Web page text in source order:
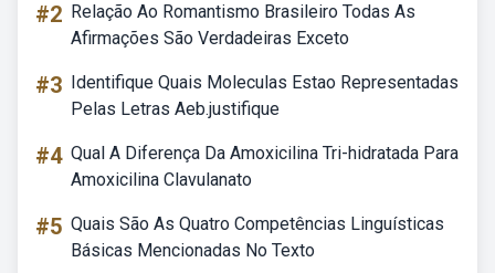
#2 Relação Ao Romantismo Brasileiro Todas As
Afirmações São Verdadeiras Exceto
#3 Identifique Quais Moleculas Estao Representadas
Pelas Letras Aeb.justifique
#4 Qual A Diferença Da Amoxicilina Tri-hidratada Para
Amoxicilina Clavulanato
#5 Quais São As Quatro Competências Linguísticas
Básicas Mencionadas No Texto